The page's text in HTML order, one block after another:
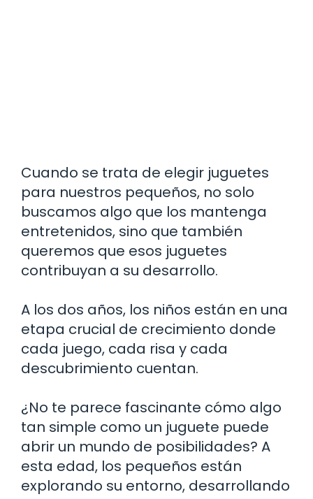
Cuando se trata de elegir juguetes
para nuestros pequeños, no solo
buscamos algo que los mantenga
entretenidos, sino que también
queremos que esos juguetes
contribuyan a su desarrollo.
A los dos años, los niños están en una
etapa crucial de crecimiento donde
cada juego, cada risa y cada
descubrimiento cuentan.
¿No te parece fascinante cómo algo
tan simple como un juguete puede
abrir un mundo de posibilidades? A
esta edad, los pequeños están
explorando su entorno, desarrollando